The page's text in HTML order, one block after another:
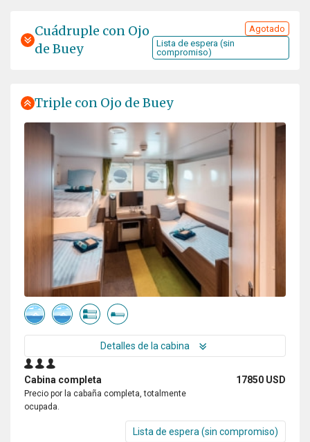
Cuádruple con Ojo
de Buey
Agotado
Lista de espera (sin
compromiso)
Triple con Ojo de Buey
Detalles de la cabina
Cabina completa 17850 USD
Precio por la cabaña completa, totalmente
ocupada.
Lista de espera (sin compromiso)